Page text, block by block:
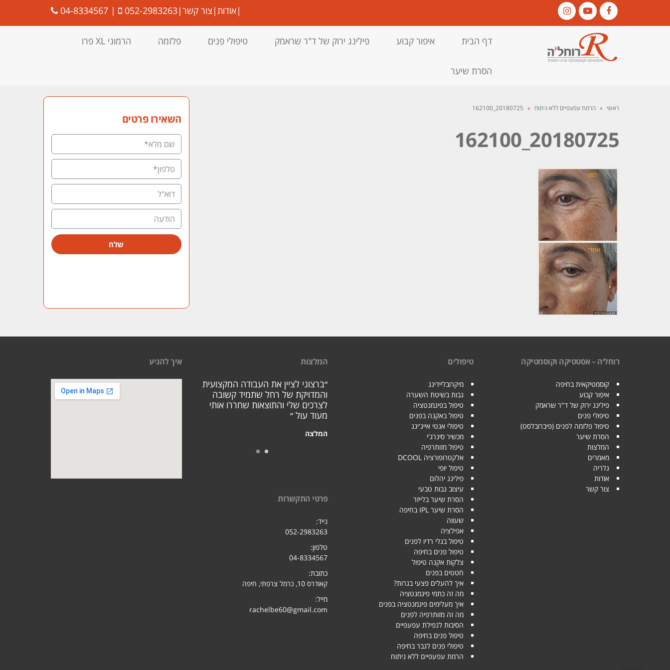
Facebook
YouTube
Instagram
|אודות| צור קשר|
052-2983263
|
04-8334567
דף הבית איפור קבוע פילינג ירוק של ד"ר שראמק טיפולי פנים פלזמה הרמוני XL פרו
הסרת שיער
ראשי » הרמת עפעפיים ללא ניתוח »
20180725_162100
20180725_162100
השאירו פרטים
שלח
רוחל׳ה – אסטטיקה וקוסמטיקה
קוסמטיקאית בחיפה
איפור קבוע
פילינג ירוק של ד"ר שראמק
טיפולי פנים
טיפול פלזמה לפנים (פיברובלסט)
הסרת שיער
המלצות
מאמרים
גלריה
אודות
צור קשר
טיפולים
מיקרובליידינג
גבות בשיטת השערה
טיפול בפיגמנטציה
טיפול באקנה בפנים
טיפולי אנטי אייג'ינג
מכשיר סינרג'י
טיפול מזותרפיה
אלקטרופורציה DCOOL
טיפול יופי
פילינג יהלום
עיצוב גבות טבעי
הסרת שיער בלייזר
הסרת שיער IPL בחיפה
שעווה
אפילציה
טיפול בגלי רדיו לפנים
טיפול פנים בחיפה
צלקות אקנה טיפול
חטטים בפנים
איך להעלים פצעי בגרות?
מה זה כתמי פיגמנטציה
איך מעלימים פיגמנטציה בפנים
מה זה מזותרפיה לפנים
הסיבות לנפילת עפעפיים
טיפול פנים בחיפה
טיפולי פנים לגבר בחיפה
הרמת עפעפיים ללא ניתוח
המלצות
״ברצוני לציין את העבודה המקצועית
והמדויקת של רחל שתמיד קשובה
לצרכים שלי והתוצאות שחררו אותי
מעוד עול ״
המלצה
איך להגיע
פרטי התקשרות
נייד:
052-2983263
טלפון:
04-8334567
כתובת:
קאודרס 10, כרמל צרפתי, חיפ
ה
מייל:
rachelbe60@gmail.com